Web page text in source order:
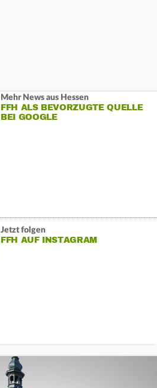
Mehr News aus Hessen
FFH ALS BEVORZUGTE QUELLE
BEI GOOGLE
Jetzt folgen
FFH AUF INSTAGRAM